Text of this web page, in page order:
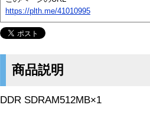
https://plth.me/41010995
商品説明
DDR SDRAM512MB×1